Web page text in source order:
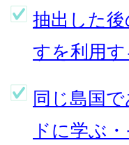
抽出した
すを利用す
同じ島国
ドに学ぶ